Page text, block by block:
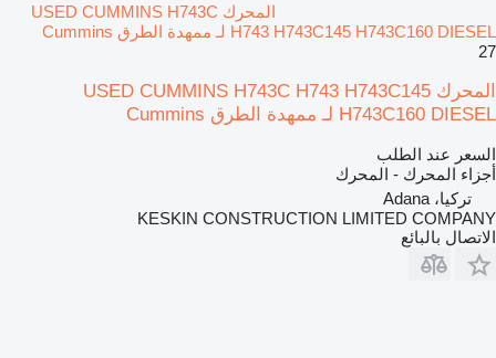
المحرك USED CUMMINS H743C
H743 H743C145 H743C160 DIESEL لـ ممهدة الطرق Cummins
27
المحرك USED CUMMINS H743C H743 H743C145
H743C160 DIESEL لـ ممهدة الطرق Cummins
السعر عند الطلب
أجزاء المحرك - المحرك
تركيا، Adana
KESKIN CONSTRUCTION LIMITED COMPANY
الاتصال بالبائع